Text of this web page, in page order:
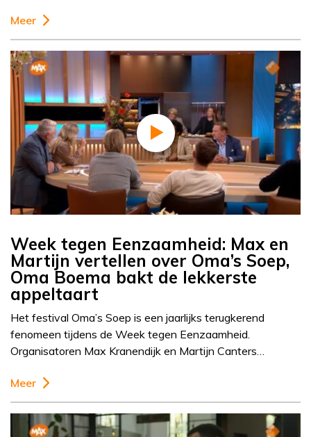
Meer
Week tegen Eenzaamheid: Max en
Martijn vertellen over Oma’s Soep,
Oma Boema bakt de lekkerste
appeltaart
Het festival Oma’s Soep is een jaarlijks terugkerend
fenomeen tijdens de Week tegen Eenzaamheid.
Organisatoren Max Kranendijk en Martijn Canters…
Meer